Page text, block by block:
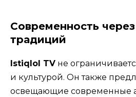
Современность
традиций
Istiqlol TV не
и культурой. Он также
освещающие современные